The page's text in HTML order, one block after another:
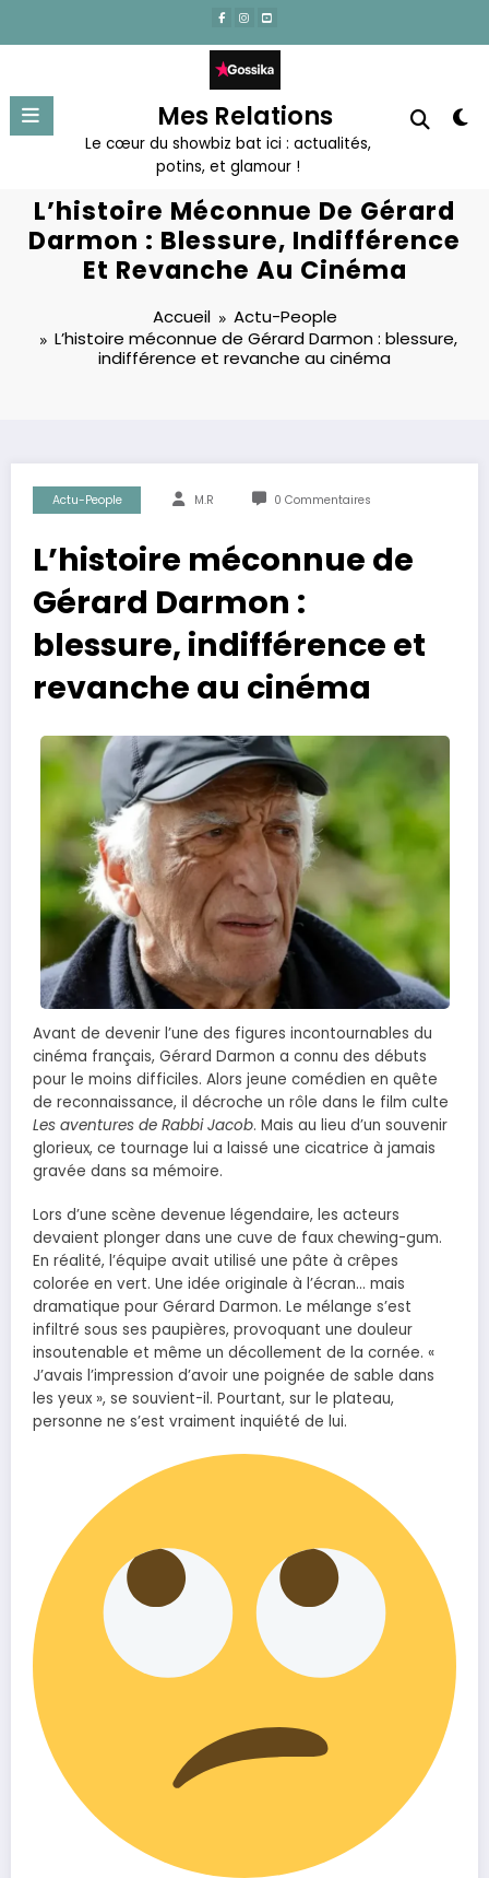
contenu
Mes Relations
Le cœur du showbiz bat ici : actualités,
potins, et glamour !
L’histoire Méconnue De Gérard
Darmon : Blessure, Indifférence
Et Revanche Au Cinéma
Accueil
Actu-People
L’histoire méconnue de Gérard Darmon : blessure,
indifférence et revanche au cinéma
Actu-People M.R 0 Commentaires
L’histoire méconnue de
Gérard Darmon :
blessure, indifférence et
revanche au cinéma
Avant de devenir l’une des figures incontournables du
cinéma français, Gérard Darmon a connu des débuts
pour le moins difficiles. Alors jeune comédien en quête
de reconnaissance, il décroche un rôle dans le film culte
Les aventures de Rabbi Jacob. Mais au lieu d’un souvenir
glorieux, ce tournage lui a laissé une cicatrice à jamais
gravée dans sa mémoire.
Lors d’une scène devenue légendaire, les acteurs
devaient plonger dans une cuve de faux chewing-gum.
En réalité, l’équipe avait utilisé une pâte à crêpes
colorée en vert. Une idée originale à l’écran… mais
dramatique pour Gérard Darmon. Le mélange s’est
infiltré sous ses paupières, provoquant une douleur
insoutenable et même un décollement de la cornée. «
J’avais l’impression d’avoir une poignée de sable dans
les yeux », se souvient-il. Pourtant, sur le plateau,
personne ne s’est vraiment inquiété de lui.